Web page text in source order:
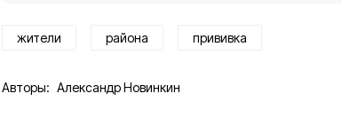
жители района прививка
Авторы: Александр Новинкин